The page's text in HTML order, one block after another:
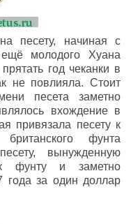
песету, начиная с
молодого Хуана
год чеканки в
не повлияла. Стоит
песета заметно
вхождение в
привязала песету к
фунта
вынужденную
фунту и заметно
года за один доллар